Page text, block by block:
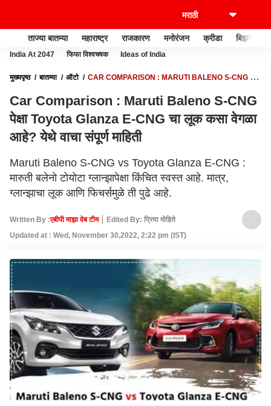
ताज्या बातम्या महाराष्ट्र राजकारण मनोरंजन क्रीडा बिझनेस
India At 2047 फिफा विश्वचषक Ideas of India
मुख्यपृष्ठ बातम्या ऑटो
CAR COMPARISON : MARUTI BALENO S-CNG पेक्षा
Car Comparison : Maruti Baleno S-CNG
पेक्षा Toyota Glanza E-CNG चा लूक कसा वेगळा
आहे? येथे वाचा संपूर्ण माहिती
Maruti Baleno S-CNG vs Toyota Glanza E-CNG :
मारुती बलेनो टोयोटा ग्लान्झापेक्षा किंचित स्वस्त आहे. मात्र,
ग्लान्झाचा लूक आणि फिचर्समुळे ती पुढे आहे.
Written By :एबीपी माझा वेब टीम
Edited By: प्रिया मोहिते
Updated at : Wed, November 30,2022, 2:22 pm (IST)